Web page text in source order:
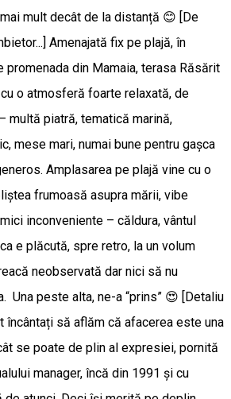
mult decât de la distanță 😊 [De
Amenajată fix pe plajă, în
promenada din Mamaia, terasa Răsărit
o atmosferă foarte relaxată, de
multă piatră, tematică marină,
mese mari, numai bune pentru gașca
Amplasarea pe plajă vine cu o
frumoasă asupra mării, vibe
inconveniente – căldura, vântul
e plăcută, spre retro, la un volum
neobservată dar nici să nu
Una peste alta, ne-a “prins” 😍 [Detaliu
încântați să aflăm că afacerea este una
se poate de plin al expresiei, pornită
manager, încă din 1991 și cu